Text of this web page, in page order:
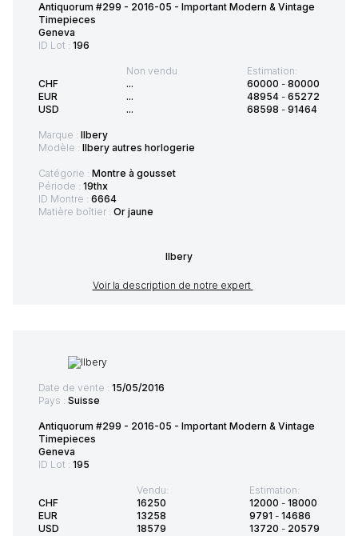
Antiquorum #299 - 2016-05 - Important Modern & Vintage
Timepieces
Geneva
ID Lot : 196
CHF
EUR
USD
Non vendu
...
...
...
Estimation:
60000 - 80000
48954 - 65272
68598 - 91464
Marque : Ilbery
Modèle : Ilbery autres horlogerie
Catégorie : Montre à gousset
Période : 19thx
ID Montre : 6664
Matière boîtier : Or jaune
Ilbery
Voir la description de notre expert
Date de vente : 15/05/2016
Pays : Suisse
Antiquorum #299 - 2016-05 - Important Modern & Vintage
Timepieces
Geneva
ID Lot : 195
CHF
EUR
USD
Vendu:
16250
13258
18579
Estimation:
12000 - 18000
9791 - 14686
13720 - 20579